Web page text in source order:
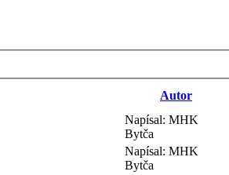
Autor
Napísal: MHK
Bytča
Napísal: MHK
Bytča